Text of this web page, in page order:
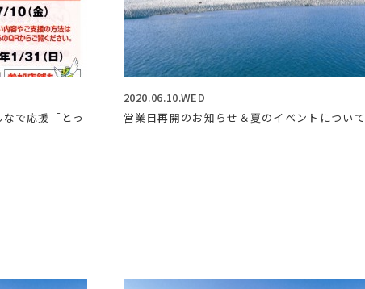
で応援「とっ
2020.06.10.WED
営業日再開のお知らせ＆夏のイベントについて